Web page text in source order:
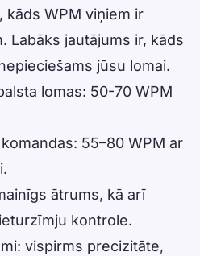
kāds WPM viņiem ir
Labāks jautājums ir, kāds
jūsu lomai.
lomas: 50-70 WPM
55–80 WPM ar
ātrums, kā arī
kontrole.
vispirms precizitāte,